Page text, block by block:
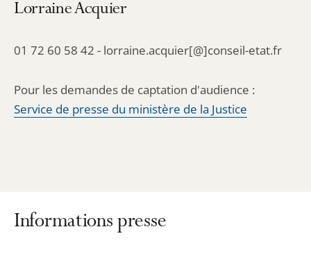
Lorraine Acquier
01 72 60 58 42 - lorraine.acquier[@]conseil-etat.fr
Pour les demandes de captation d'audience :
Service de presse du ministère de la Justice
Informations presse